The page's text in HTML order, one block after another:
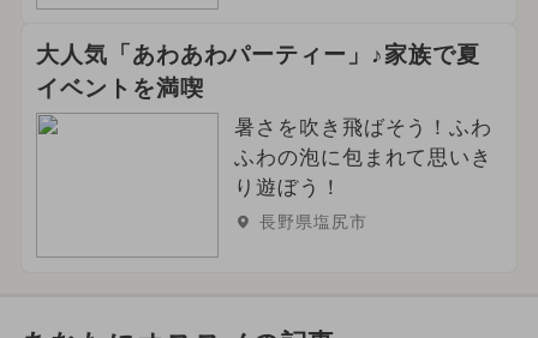
大人気「あわあわパーティー」♪家族で夏
イベントを満喫
暑さを吹き飛ばそう！ふわ
ふわの泡に包まれて思いき
り遊ぼう！
長野県塩尻市